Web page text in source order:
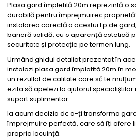
Plasa gard împletită 20m reprezintă o
durabilă pentru împrejmuirea
instalarea corectă a acestui tip de
barieră solidă, cu o aparență estetică
securitate și protecție pe termen lung.
Urmând ghidul detaliat prezentat în
instalezi plasa gard împletită 20m în
un rezultat de calitate care să te
ezita să apelezi la ajutorul
suport suplimentar.
Ia acum decizia de a-ți transforma
împrejmuire perfectă, care să îți ofere
propria locuință.